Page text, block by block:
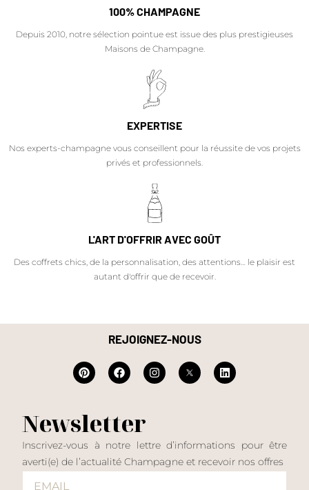
100% CHAMPAGNE
Depuis 2010, notre sélection pointue est issue des plus prestigieuses
Maisons de Champagne.
EXPERTISE
Nos experts-champagne vous conseillent pour la réussite de vos projets
privés et professionnels.
L'ART D'OFFRIR AVEC GOÛT
Des coffrets chics, de la personnalisation, des attentions… le plaisir est
autant d'offrir que de recevoir.
REJOIGNEZ-NOUS
Newsletter
Inscrivez-vous à notre lettre d’informations pour être
averti(e) de l’actualité Champagne et recevoir nos offres